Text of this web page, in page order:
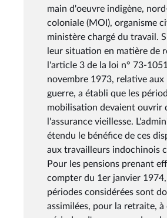
main d'oeuvre indigène,
coloniale (MOI), organisme
ministère chargé du travail.
leur situation en matière de
l'article 3 de la loi n° 73-
novembre 1973, relative aux
guerre, a établi que les
mobilisation devaient ouvrir
l'assurance vieillesse.
étendu le bénéfice de ces
aux travailleurs indochinois
Pour les pensions prenant
compter du 1er janvier
périodes considérées sont
assimilées, pour la retraite, à